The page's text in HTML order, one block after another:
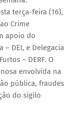
terça-feira (16),
Crime
apoio do
– DEI, e Delegacia
– DERF. O
envolvida na
pública, fraudes
do sigilo